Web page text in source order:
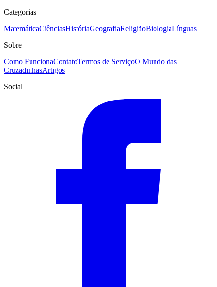
Categorias
MatemáticaCiênciasHistóriaGeografiaReligiãoBiologiaLínguas
Sobre
Como FuncionaContatoTermos de ServiçoO Mundo das
CruzadinhasArtigos
Social